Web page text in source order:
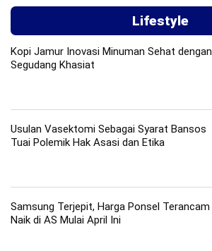
Lifestyle
Kopi Jamur Inovasi Minuman Sehat dengan
Segudang Khasiat
Usulan Vasektomi Sebagai Syarat Bansos
Tuai Polemik Hak Asasi dan Etika
Samsung Terjepit, Harga Ponsel Terancam
Naik di AS Mulai April Ini